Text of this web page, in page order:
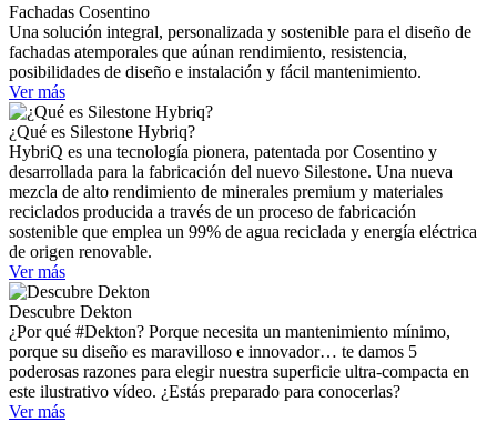
Fachadas Cosentino
Una solución integral, personalizada y sostenible para el diseño de
fachadas atemporales que aúnan rendimiento, resistencia,
posibilidades de diseño e instalación y fácil mantenimiento.
Ver más
¿Qué es Silestone Hybriq?
HybriQ es una tecnología pionera, patentada por Cosentino y
desarrollada para la fabricación del nuevo Silestone. Una nueva
mezcla de alto rendimiento de minerales premium y materiales
reciclados producida a través de un proceso de fabricación
sostenible que emplea un 99% de agua reciclada y energía eléctrica
de origen renovable.
Ver más
Descubre Dekton
¿Por qué #Dekton? Porque necesita un mantenimiento mínimo,
porque su diseño es maravilloso e innovador… te damos 5
poderosas razones para elegir nuestra superficie ultra-compacta en
este ilustrativo vídeo. ¿Estás preparado para conocerlas?
Ver más